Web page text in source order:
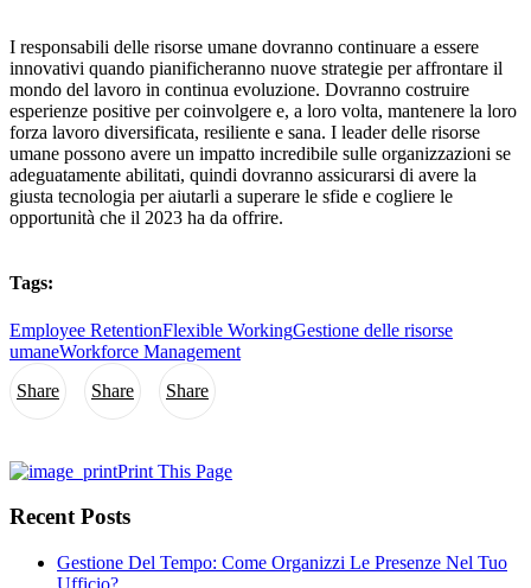
Share Share Share
I responsabili delle risorse umane dovranno continuare a essere
innovativi quando pianificheranno nuove strategie per affrontare il
mondo del lavoro in continua evoluzione. Dovranno costruire
esperienze positive per coinvolgere e, a loro volta, mantenere la loro
forza lavoro diversificata, resiliente e sana. I leader delle risorse
umane possono avere un impatto incredibile sulle organizzazioni se
adeguatamente abilitati, quindi dovranno assicurarsi di avere la
giusta tecnologia per aiutarli a superare le sfide e cogliere le
opportunità che il 2023 ha da offrire.
Tags:
Employee RetentionFlexible WorkingGestione delle risorse
umaneWorkforce Management
Print This Page
Recent Posts
Gestione Del Tempo: Come Organizzi Le Presenze Nel Tuo
Ufficio?